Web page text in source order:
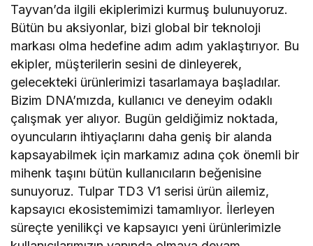
Tayvan’da ilgili ekiplerimizi kurmuş bulunuyoruz.
Bütün bu aksiyonlar, bizi global bir teknoloji
markası olma hedefine adım adım yaklaştırıyor. Bu
ekipler, müşterilerin sesini de dinleyerek,
gelecekteki ürünlerimizi tasarlamaya başladılar.
Bizim DNA’mızda, kullanıcı ve deneyim odaklı
çalışmak yer alıyor. Bugün geldiğimiz noktada,
oyuncuların ihtiyaçlarını daha geniş bir alanda
kapsayabilmek için markamız adına çok önemli bir
mihenk taşını bütün kullanıcıların beğenisine
sunuyoruz. Tulpar TD3 V1 serisi ürün ailemiz,
kapsayıcı ekosistemimizi tamamlıyor. İlerleyen
süreçte yenilikçi ve kapsayıcı yeni ürünlerimizle